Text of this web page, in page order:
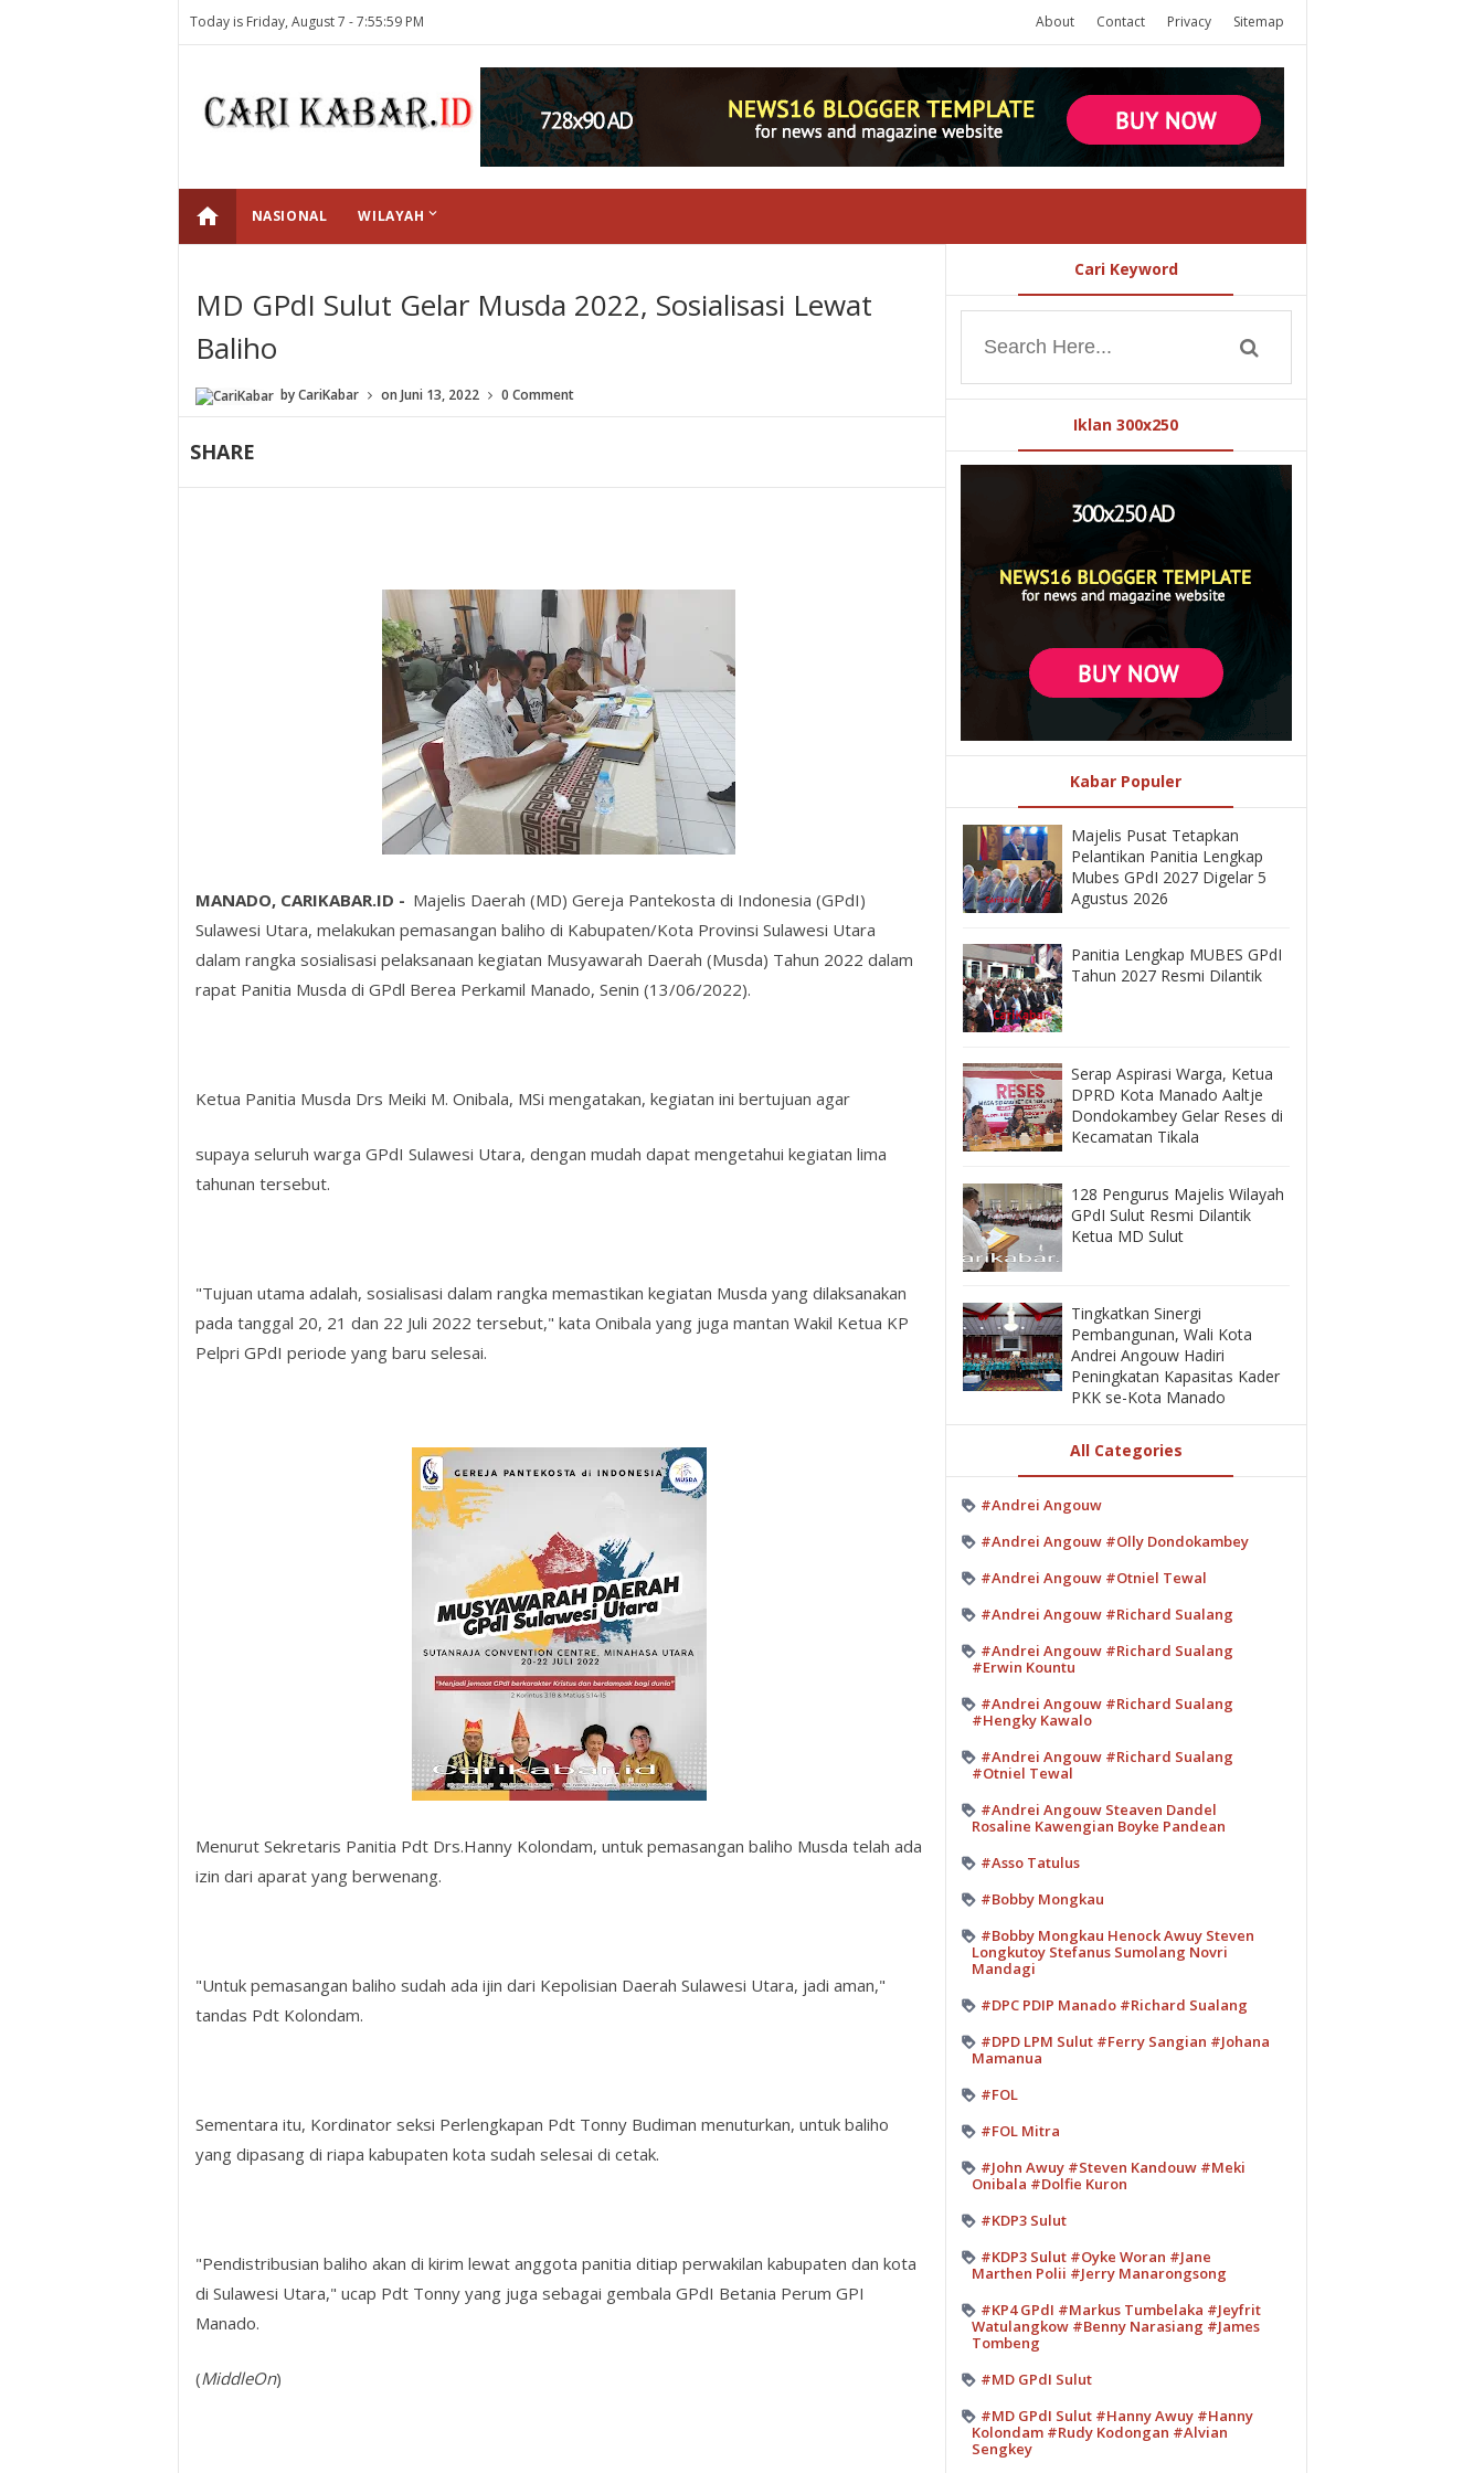
Today is Friday, August 7 -7:55:59 PM About Contact Privacy Sitemap
home NASIONAL WILAYAH keyboard_arrow_down
MD GPdI Sulut Gelar Musda 2022, Sosialisasi Lewat
Baliho
byCariKabar on Juni 13, 2022 0 Comment
SHARE
MANADO, CARIKABAR.ID - Majelis Daerah (MD) Gereja Pantekosta di Indonesia (GPdI)
Sulawesi Utara, melakukan pemasangan baliho di Kabupaten/Kota Provinsi Sulawesi Utara
dalam rangka sosialisasi pelaksanaan kegiatan Musyawarah Daerah (Musda) Tahun 2022 dalam
rapat Panitia Musda di GPdl Berea Perkamil Manado, Senin (13/06/2022).
Ketua Panitia Musda Drs Meiki M. Onibala, MSi mengatakan, kegiatan ini bertujuan agar
supaya seluruh warga GPdI Sulawesi Utara, dengan mudah dapat mengetahui kegiatan lima
tahunan tersebut.
"Tujuan utama adalah, sosialisasi dalam rangka memastikan kegiatan Musda yang dilaksanakan
pada tanggal 20, 21 dan 22 Juli 2022 tersebut," kata Onibala yang juga mantan Wakil Ketua KP
Pelpri GPdI periode yang baru selesai.
Menurut Sekretaris Panitia Pdt Drs.Hanny Kolondam, untuk pemasangan baliho Musda telah ada
izin dari aparat yang berwenang.
"Untuk pemasangan baliho sudah ada ijin dari Kepolisian Daerah Sulawesi Utara, jadi aman,"
tandas Pdt Kolondam.
Sementara itu, Kordinator seksi Perlengkapan Pdt Tonny Budiman menuturkan, untuk baliho
yang dipasang di riapa kabupaten kota sudah selesai di cetak.
"Pendistribusian baliho akan di kirim lewat anggota panitia ditiap perwakilan kabupaten dan kota
di Sulawesi Utara," ucap Pdt Tonny yang juga sebagai gembala GPdI Betania Perum GPI
Manado.
(MiddleOn)
Cari Keyword
Iklan 300x250
Kabar Populer
Majelis Pusat Tetapkan
Pelantikan Panitia Lengkap
Mubes GPdI 2027 Digelar 5
Agustus 2026
Panitia Lengkap MUBES GPdI
Tahun 2027 Resmi Dilantik
‎Serap Aspirasi Warga, Ketua
DPRD Kota Manado Aaltje
Dondokambey Gelar Reses di
Kecamatan Tikala ‎
128 Pengurus Majelis Wilayah
GPdI Sulut Resmi Dilantik
Ketua MD Sulut
‎Tingkatkan Sinergi
Pembangunan, Wali Kota
Andrei Angouw Hadiri
Peningkatan Kapasitas Kader
PKK se-Kota Manado
All Categories
#Andrei Angouw
#Andrei Angouw #Olly Dondokambey
#Andrei Angouw #Otniel Tewal
#Andrei Angouw #Richard Sualang
#Andrei Angouw #Richard Sualang
#Erwin Kountu
#Andrei Angouw #Richard Sualang
#Hengky Kawalo
#Andrei Angouw #Richard Sualang
#Otniel Tewal
#Andrei Angouw Steaven Dandel
Rosaline Kawengian Boyke Pandean
#Asso Tatulus
#Bobby Mongkau
#Bobby Mongkau Henock Awuy Steven
Longkutoy Stefanus Sumolang Novri
Mandagi
#DPC PDIP Manado #Richard Sualang
#DPD LPM Sulut #Ferry Sangian #Johana
Mamanua
#FOL
#FOL Mitra
#John Awuy #Steven Kandouw #Meki
Onibala #Dolfie Kuron
#KDP3 Sulut
#KDP3 Sulut #Oyke Woran #Jane
Marthen Polii #Jerry Manarongsong
#KP4 GPdI #Markus Tumbelaka #Jeyfrit
Watulangkow #Benny Narasiang #James
Tombeng
#MD GPdI Sulut
#MD GPdI Sulut #Hanny Awuy #Hanny
Kolondam #Rudy Kodongan #Alvian
Sengkey